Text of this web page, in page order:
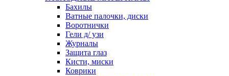
Бахилы
Ватные палочки, диски
Воротнички
Гели д/ узи
Журналы
Защита глаз
Кисти, миски
Коврики